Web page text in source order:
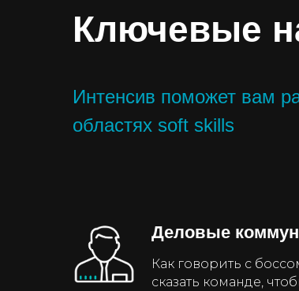
Ключевые
Интенсив поможет вам
областях soft skills
Деловые
Как говорить с
сказать команде,